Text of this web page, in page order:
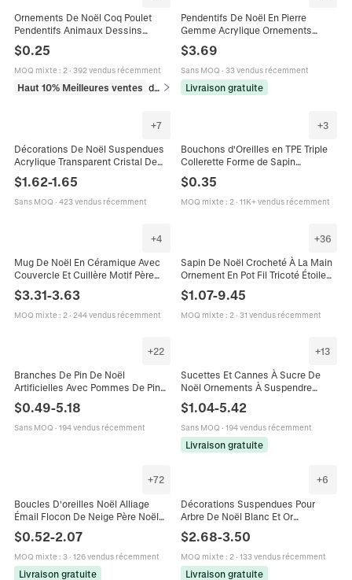
Ornements De Noël Coq Poulet
Pendentifs Animaux Dessins
Animés Acrylique Pour Sapin De
Noël Décor Maison Voiture Cadeau
Fête
$0.25
MOQ mixte: 2· 392 vendus récemment
Haut 10% Meilleures ventes dans Décoration intérieure
Pendentifs De Noël En Pierre
Gemme Acrylique Ornements
Suspendus Facettés Brillants En
Plastique Coloré Décor De Fête
$3.69
Sans MOQ · 33 vendus récemment
Livraison gratuite
+7
Décorations De Noël Suspendues
Acrylique Transparent Cristal De
Glace Paillettes Ange Étoile Décor
De Fête
$1.62-1.65
Sans MOQ · 423 vendus récemment
+3
Bouchons d'Oreilles en TPE Triple
Collerette Forme de Sapin
Réutilisables Avec Boîte de
Rangement Pour Sommeil Et Étude
$0.35
MOQ mixte: 2· 11K+ vendus récemment
+4
Mug De Noël En Céramique Avec
Couvercle Et Cuillère Motif Père
Noël Pour Café Lait Thé Cadeau
Fête Maison Bureau
$3.31-3.63
MOQ mixte: 2· 244 vendus récemment
+36
Sapin De Noël Crocheté À La Main
Ornement En Pot Fil Tricoté Étoile
Cloche Bureau Maison Décor
Mignon Coloré Cadeau
$1.07-9.45
MOQ mixte: 2· 31 vendus récemment
+22
Branches De Pin De Noël
Artificielles Avec Pommes De Pin
Baies Rouges Et Flocage De Neige
Pour Décorations Florales De Sapin
$0.49-5.18
Sans MOQ · 194 vendus récemment
+13
Sucettes Et Cannes À Sucre De
Noël Ornements À Suspendre
Rayures Rouges Blanches
Paillettes Mousse Décoration
Sapin
$1.04-5.42
Sans MOQ · 194 vendus récemment
Livraison gratuite
+72
Boucles D'oreilles Noël Alliage
Émail Flocon De Neige Père Noël
En Argent Sterling 925
$0.52-2.07
MOQ mixte: 3· 126 vendus récemment
Livraison gratuite
+6
Décorations Suspendues Pour
Arbre De Noël Blanc Et Or
Peint Pour Décoration De Fête
$2.68-3.50
MOQ mixte: 2· 133 vendus récemment
Livraison gratuite